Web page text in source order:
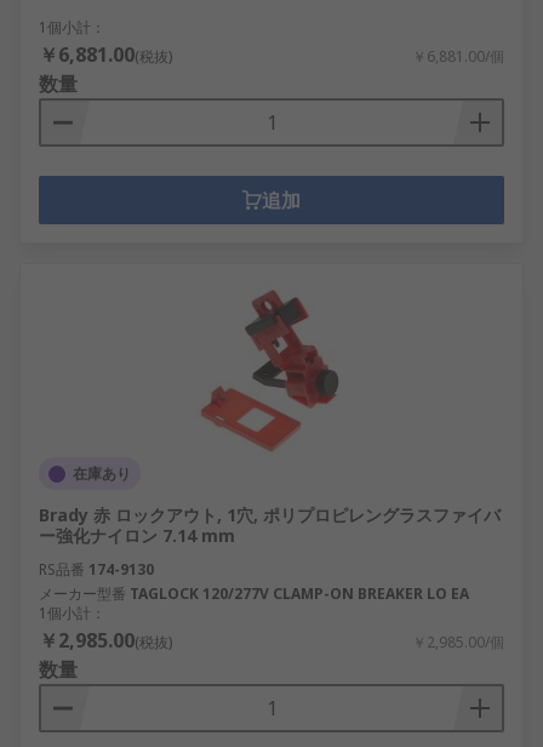
1個小計：
￥6,881.00(税抜) ￥6,881.00/個
数量
追加
在庫あり
Brady 赤 ロックアウト, 1穴, ポリプロピレングラスファイバ
ー強化ナイロン 7.14 mm
RS品番 174-9130
メーカー型番 TAGLOCK 120/277V CLAMP-ON BREAKER LO EA
1個小計：
￥2,985.00(税抜) ￥2,985.00/個
数量